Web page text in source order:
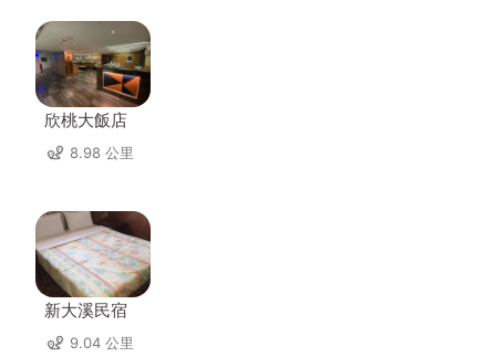
欣桃大飯店
8.98 公里
新大溪民宿
9.04 公里